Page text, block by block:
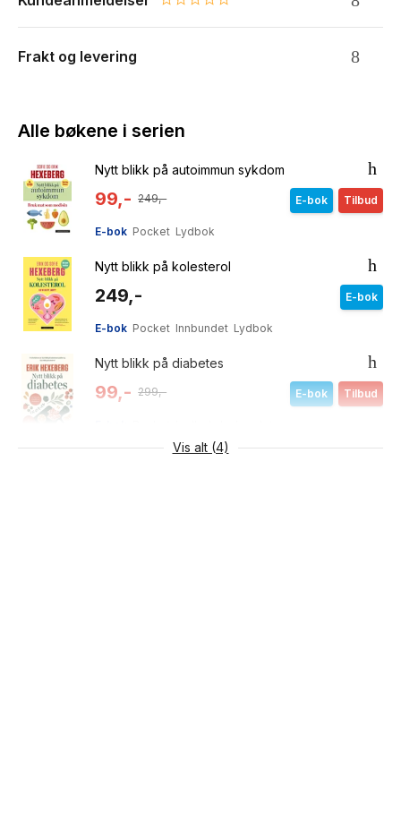
0.0 star rating
Frakt og levering
Alle bøkene i serien
Nytt blikk på autoimmun sykdom
99,- 249,- E-bok Tilbud
E-bok Pocket Lydbok
Nytt blikk på kolesterol
249,- E-bok
E-bok Pocket Innbundet Lydbok
Nytt blikk på diabetes
99,- 299,- E-bok Tilbud
Vis alt (4)